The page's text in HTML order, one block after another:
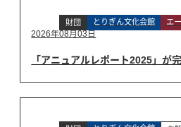
財団 とりぎん文化会館 エ
2026年08月03日
「アニュアルレポート2025」が